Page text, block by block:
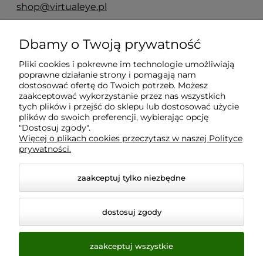
shop@virtualeye.pl
Moje konto
Płatności i dostawa
Informacje
O nas
Dbamy o Twoją prywatność
Pliki cookies i pokrewne im technologie umożliwiają
poprawne działanie strony i pomagają nam
dostosować ofertę do Twoich potrzeb. Możesz
zaakceptować wykorzystanie przez nas wszystkich
tych plików i przejść do sklepu lub dostosować użycie
plików do swoich preferencji, wybierając opcję
"Dostosuj zgody".
Więcej o plikach cookies przeczytasz w naszej Polityce
prywatności.
zaakceptuj tylko niezbędne
dostosuj zgody
zaakceptuj wszystkie